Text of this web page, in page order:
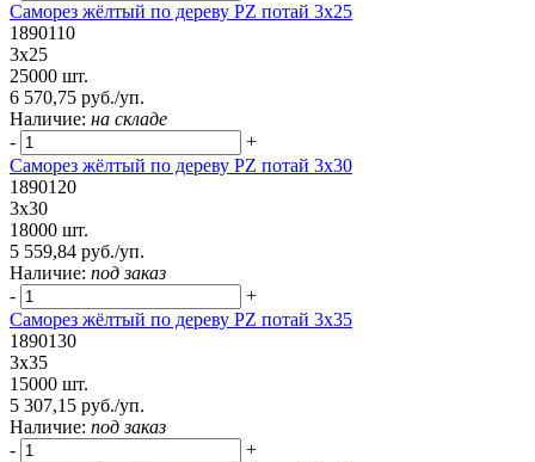
Саморез жёлтый по дереву PZ потай 3х25
1890110
3х25
25000 шт.
6 570,75 руб./уп.
Наличие: на складе
-
+
Саморез жёлтый по дереву PZ потай 3х30
1890120
3х30
18000 шт.
5 559,84 руб./уп.
Наличие: под заказ
-
+
Саморез жёлтый по дереву PZ потай 3х35
1890130
3х35
15000 шт.
5 307,15 руб./уп.
Наличие: под заказ
-
+